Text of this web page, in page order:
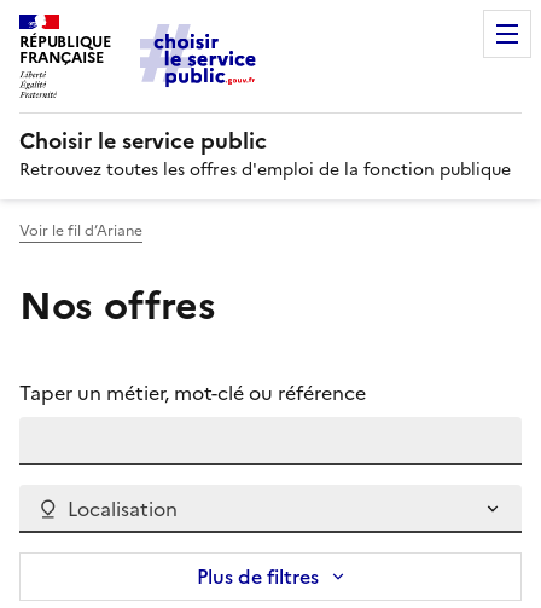
RÉPUBLIQUE
FRANÇAISE
Choisir le service public
Retrouvez toutes les offres d'emploi de la fonction publique
Voir le fil d’Ariane
Nos offres
Taper un métier, mot-clé ou référence
Localisation
Plus de filtres